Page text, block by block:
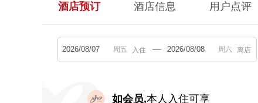
酒店预订 酒店信息 用户点评
入住 离店
如会员,本人入住可享